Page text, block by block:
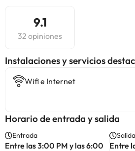
9.1
32 opiniones
Instalaciones y servicios
Wifi e Internet
Horario de entrada y salida
Entrada
Entre las 3:00 PM y las 6:00
Salida
Entre